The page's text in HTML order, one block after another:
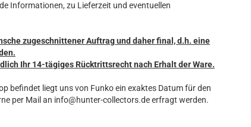
Informationen, zu Lieferzeit und eventuellen
zugeschnittener Auftrag und daher final, d.h. eine
Ihr 14-tägiges Rücktrittsrecht nach Erhalt der Ware.
befindet liegt uns von Funko ein exaktes Datum für den
per Mail an info@hunter-collectors.de erfragt werden.